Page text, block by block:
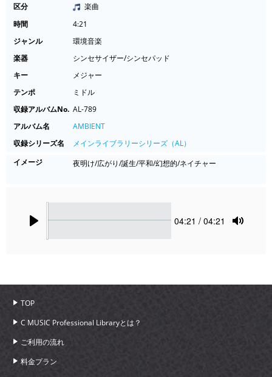
区分
楽曲
時間
4:21
ジャンル
環境音楽
楽器
シンセサイザー/シンセパッド
キー
メジャー
テンポ
ミドル
収録アルバムNo. AL-789
アルバム名
AMBIENT
収録シリーズ名
メインライブラリーシリーズ（AL）
イメージ
夜明け/広がり/誕生/平和/幻想的/ネイチャー
Current
04:21 / 04:21
TOP
C MUSIC Professional Libraryとは？
ご利用の流れ
料金プラン